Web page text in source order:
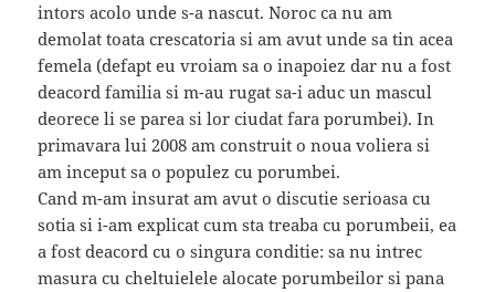
intors acolo unde s-a nascut. Noroc ca nu am
demolat toata crescatoria si am avut unde sa tin acea
femela (defapt eu vroiam sa o inapoiez dar nu a fost
deacord familia si m-au rugat sa-i aduc un mascul
deorece li se parea si lor ciudat fara porumbei). In
primavara lui 2008 am construit o noua voliera si
am inceput sa o populez cu porumbei.
Cand m-am insurat am avut o discutie serioasa cu
sotia si i-am explicat cum sta treaba cu porumbeii, ea
a fost deacord cu o singura conditie: sa nu intrec
masura cu cheltuielele alocate porumbeilor si pana